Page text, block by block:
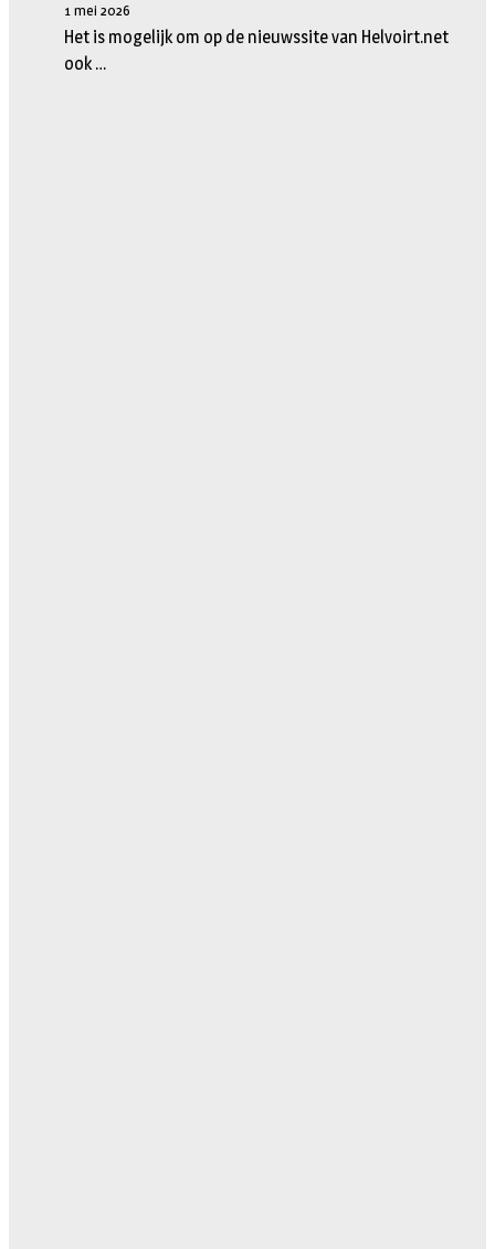
1 mei 2026
Het is mogelijk om op de nieuwssite van Helvoirt.net
ook …